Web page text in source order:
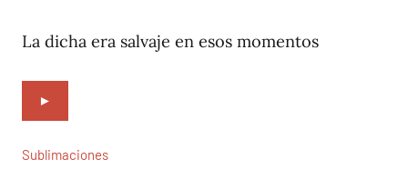
2023
La dicha era salvaje en esos momentos
►
Sublimaciones